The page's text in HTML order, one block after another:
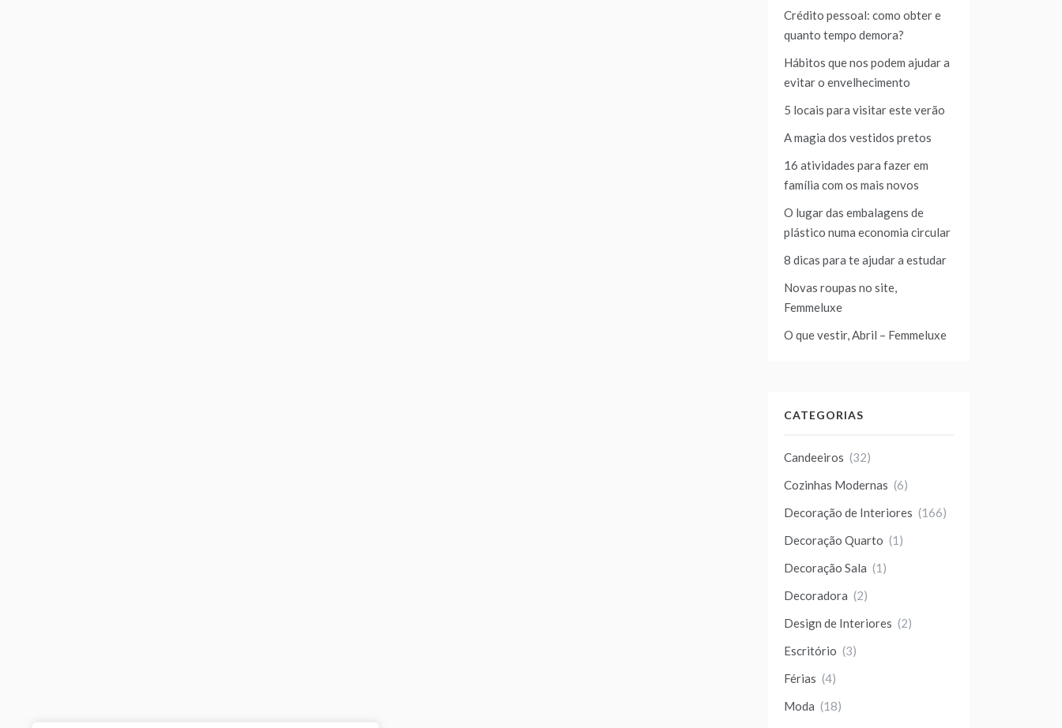
Crédito pessoal: como obter e
quanto tempo demora?
Hábitos que nos podem ajudar a
evitar o envelhecimento
5 locais para visitar este verão
A magia dos vestidos pretos
16 atividades para fazer em
família com os mais novos
O lugar das embalagens de
plástico numa economia circular
8 dicas para te ajudar a estudar
Novas roupas no site,
Femmeluxe
O que vestir, Abril – Femmeluxe
CATEGORIAS
Candeeiros (32)
Cozinhas Modernas (6)
Decoração de Interiores (166)
Decoração Quarto (1)
Decoração Sala (1)
Decoradora (2)
Design de Interiores (2)
Escritório (3)
Férias (4)
Moda (18)